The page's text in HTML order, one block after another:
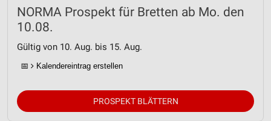
NORMA Prospekt für Bretten ab Mo. den
10.08.
Gültig von 10. Aug. bis 15. Aug.
📅 Kalendereintrag erstellen
PROSPEKT BLÄTTERN